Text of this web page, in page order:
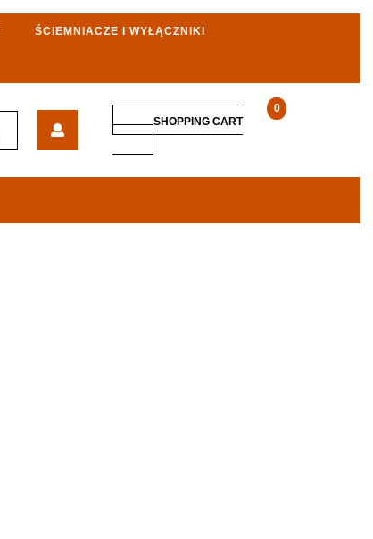
ŚCIEMNIACZE I WYŁĄCZNIKI
płasko-
0
SHOPPING CART
SHOPPING
CART